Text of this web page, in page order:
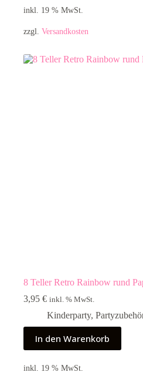
inkl. 19 % MwSt.
zzgl. Versandkosten
8 Teller Retro Rainbow rund
3,95 € inkl. % MwSt.
Kinderparty,
In den Warenkorb
inkl. 19 % MwSt.